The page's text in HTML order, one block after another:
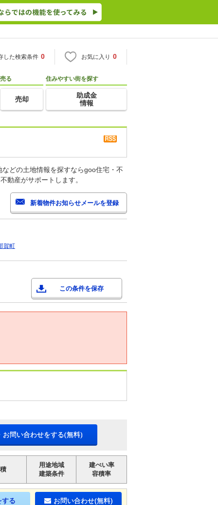
した検索条件 0 お気に入り 0
売る
売却
住みやすい街を探す
助成金
情報
どの土地情報を探すならgoo住宅・不
動産がサポートします。
賀町
この条件を保存
お問い合わせをする(無料)
用途地域
建築条件
建ぺい率
容積率
する お問い合わせ(無料)